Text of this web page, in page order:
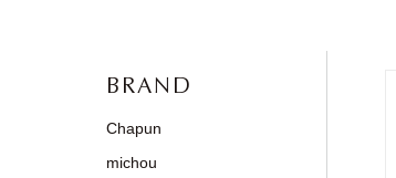
BRAND
Chapun
michou